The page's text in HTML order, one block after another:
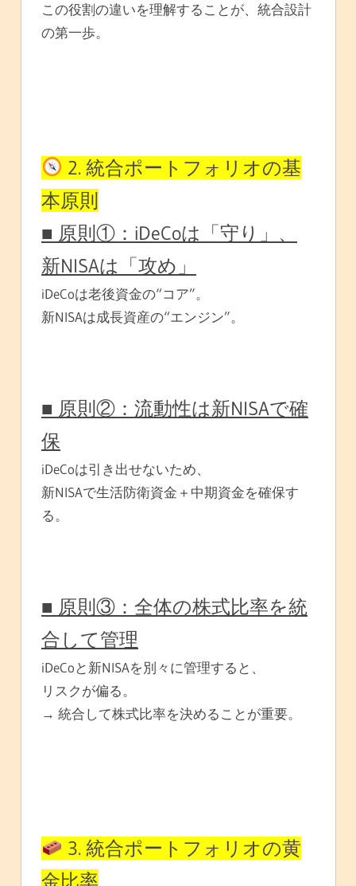
この役割の違いを理解することが、統合設計
の第一歩。
2. 統合ポートフォリオの基
本原則
■ 原則①：iDeCoは「守り」、
新NISAは「攻め」
iDeCoは老後資金の“コア”。
新NISAは成長資産の“エンジン”。
■ 原則②：流動性は新NISAで確
保
iDeCoは引き出せないため、
新NISAで生活防衛資金＋中期資金を確保す
る。
■ 原則③：全体の株式比率を統
合して管理
iDeCoと新NISAを別々に管理すると、
リスクが偏る。
→ 統合して株式比率を決めることが重要。
3. 統合ポートフォリオの黄
金比率